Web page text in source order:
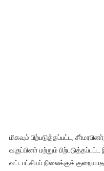
மிகவும் பிற்படுத்தப்பட்ட,
வகுப்பினா் மற்றும்
வட்டாட்சியா் நிலைக்குக்